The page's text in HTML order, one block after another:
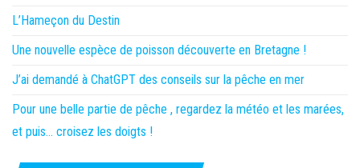
L’Hameçon du Destin
Une nouvelle espèce de poisson découverte en Bretagne !
J’ai demandé à ChatGPT des conseils sur la pêche en mer
Pour une belle partie de pêche , regardez la météo et les marées,
et puis… croisez les doigts !